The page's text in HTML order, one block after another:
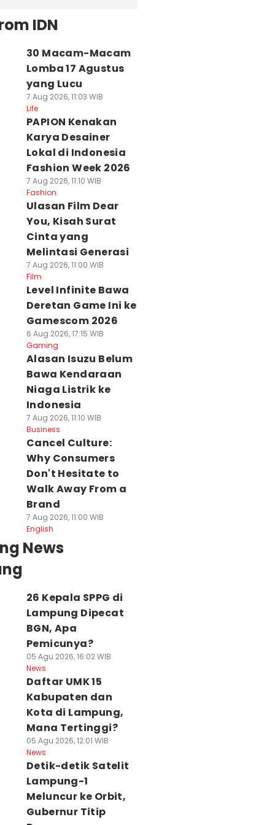
IDN
30 Macam-Macam
Lomba 17 Agustus
yang Lucu
7 Aug 2026, 11:03 WIB
Life
PAPION Kenakan
Karya Desainer
Lokal di Indonesia
Fashion Week 2026
7 Aug 2026, 11:10 WIB
Fashion
Ulasan Film Dear
You, Kisah Surat
Cinta yang
Melintasi Generasi
7 Aug 2026, 11:00 WIB
Film
Level Infinite Bawa
Deretan Game Ini ke
Gamescom 2026
6 Aug 2026, 17:15 WIB
Gaming
Alasan Isuzu Belum
Bawa Kendaraan
Niaga Listrik ke
Indonesia
7 Aug 2026, 11:10 WIB
Business
Cancel Culture:
Why Consumers
Don't Hesitate to
Walk Away From a
Brand
7 Aug 2026, 11:00 WIB
English
News
26 Kepala SPPG di
Lampung Dipecat
BGN, Apa
Pemicunya?
05 Agu 2026, 16:02 WIB
News
Daftar UMK 15
Kabupaten dan
Kota di Lampung,
Mana Tertinggi?
05 Agu 2026, 12:01 WIB
News
Detik-detik Satelit
Lampung-1
Meluncur ke Orbit,
Gubernur Titip